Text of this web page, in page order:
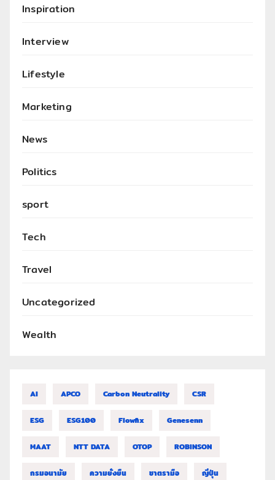
Inspiration
Interview
Lifestyle
Marketing
News
Politics
sport
Tech
Travel
Uncategorized
Wealth
AI APCO Carbon Neutrality CSR
ESG ESG100 Flowfix Genesenn
MAAT NTT DATA OTOP ROBINSON
กรมอนามัย ความยั่งยืน ชาตรามือ ญี่ปุ่น